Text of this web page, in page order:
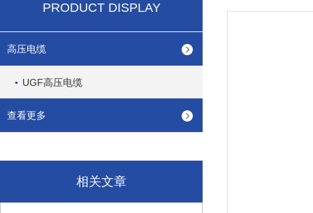
PRODUCT DISPLAY
高压电缆
UGF高压电缆
查看更多
相关文章